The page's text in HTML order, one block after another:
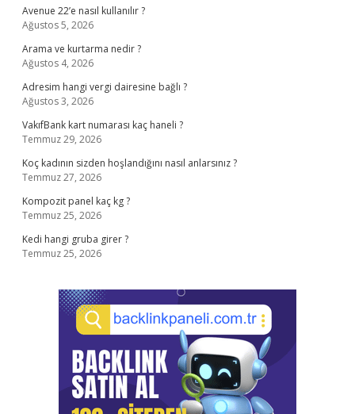
Avenue 22’e nasıl kullanılır ?
Ağustos 5, 2026
Arama ve kurtarma nedir ?
Ağustos 4, 2026
Adresim hangi vergi dairesine bağlı ?
Ağustos 3, 2026
VakıfBank kart numarası kaç haneli ?
Temmuz 29, 2026
Koç kadının sizden hoşlandığını nasıl anlarsınız ?
Temmuz 27, 2026
Kompozit panel kaç kg ?
Temmuz 25, 2026
Kedi hangi gruba girer ?
Temmuz 25, 2026